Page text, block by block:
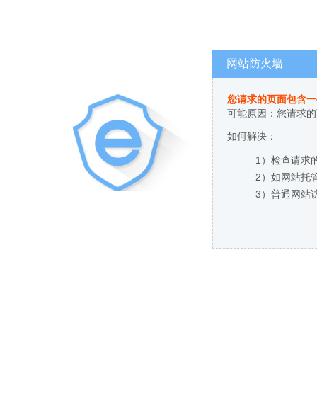
网站防火墙
您请求的页面包含
可能原因：您请求
如何解决：
1）检查请求
2）如网站托
3）普通网站